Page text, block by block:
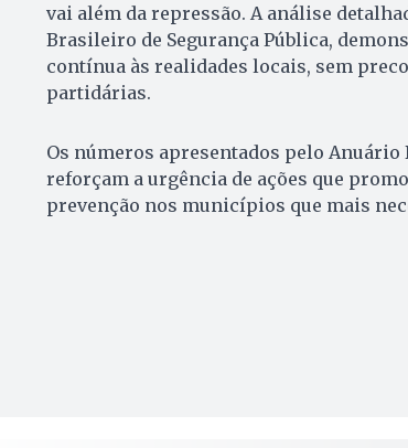
vai além da repressão. A análise
Brasileiro de Segurança Pública,
contínua às realidades locais, sem
partidárias.
Os números apresentados pelo Anuário
reforçam a urgência de ações que
prevenção nos municípios que mais